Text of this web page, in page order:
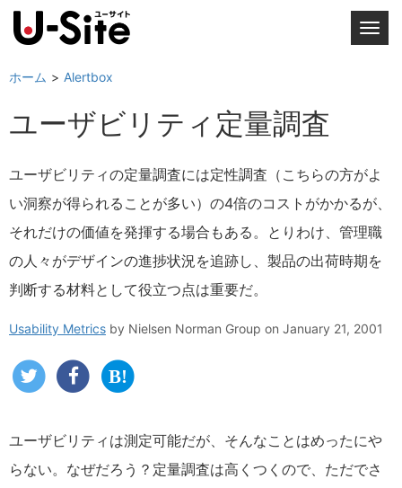
T
a
v
i
a
o
ホーム Alertbox
ユーザビリティ定量調査
ユーザビリティの定量調査には定性調査（こちらの方がよ
い洞察が得られることが多い）の4倍のコストがかかるが、
それだけの価値を発揮する場合もある。とりわけ、管理職
の人々がデザインの進捗状況を追跡し、製品の出荷時期を
判断する材料として役立つ点は重要だ。
Usability Metrics by Nielsen Norman Group on January 21, 2001
ユーザビリティは測定可能だが、そんなことはめったにや
らない。なぜだろう？定量調査は高くつくので、ただでさ